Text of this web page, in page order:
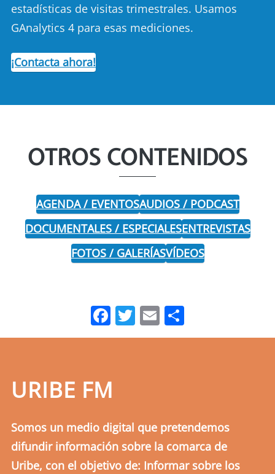
estadísticas de visitas trimestrales. Usamos
GAnalytics 4 para esas mediciones.
¡Contacta ahora!
OTROS CONTENIDOS
AGENDA / EVENTOSAUDIOS / PODCAST
DOCUMENTALES / ESPECIALESENTREVISTAS
FOTOS / GALERÍASVÍDEOS
Facebook
Twitter
Email
URIBE FM
Somos un medio digital que pretendemos
difundir información sobre la comarca de
Uribe, con el objetivo de: Informar sobre los